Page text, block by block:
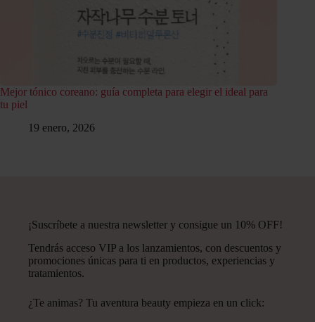
Mejor tónico coreano: guía completa para elegir el ideal para
tu piel
19 enero, 2026
¡Suscríbete a nuestra newsletter y consigue un 10% OFF!
Tendrás acceso VIP a los lanzamientos, con descuentos y
promociones únicas para ti en productos, experiencias y
tratamientos.
¿Te animas? Tu aventura beauty empieza en un click: